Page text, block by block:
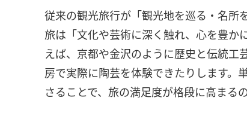
従来の観光旅行が「観光地を巡る・名所
旅は「文化や芸術に深く触れ、心を豊か
えば、京都や金沢のように歴史と伝統工
房で実際に陶芸を体験できたりします。
さることで、旅の満足度が格段に高まるの